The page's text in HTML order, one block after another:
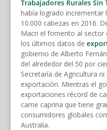
Trabajadores Rurales Sin
había logrado incrementar
10.000 cabezas en 2016.
Macri el fomento al sector
los últimos datos de
gobierno de Alberto
del alrededor del 50 por
Secretaría de Agricultura
exportación. Mientras el
exportaciones récord de
carne caprina que tiene
consumidores globales
Australia.